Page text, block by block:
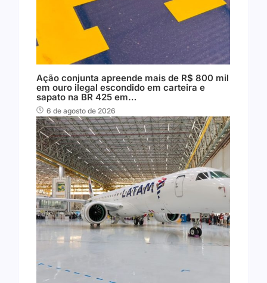
Ação conjunta apreende mais de R$ 800 mil
em ouro ilegal escondido em carteira e
sapato na BR 425 em…
6 de agosto de 2026